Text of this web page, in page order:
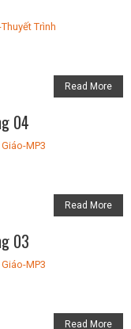
Trình
Read More
04
MP3
Read More
03
MP3
Read More